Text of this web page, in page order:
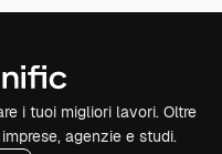
i tuoi migliori lavori. Oltre
agenzie e studi.